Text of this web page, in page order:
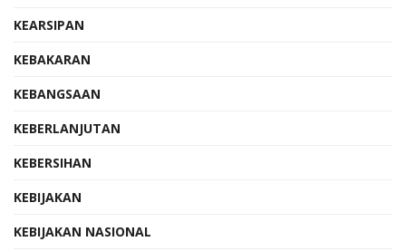
KEARSIPAN
KEBAKARAN
KEBANGSAAN
KEBERLANJUTAN
KEBERSIHAN
KEBIJAKAN
KEBIJAKAN NASIONAL